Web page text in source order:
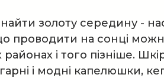
золоту середину -
проводити на сонці
районах і того пізніше.
і модні капелюшки,